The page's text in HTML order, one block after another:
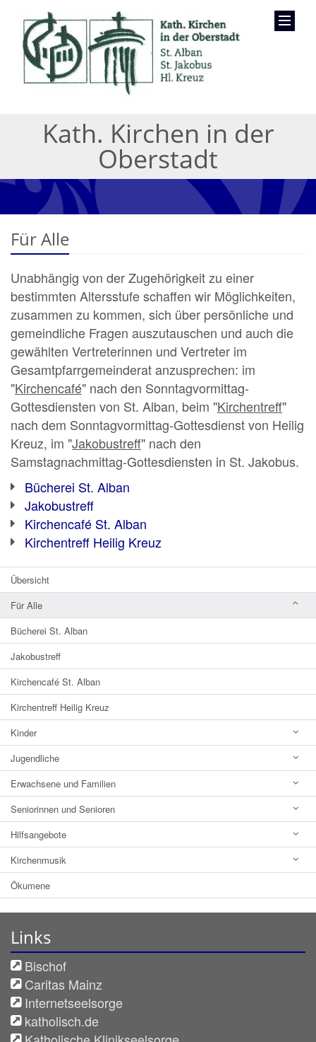
Kath. Kirchen in der
Oberstadt
Für Alle
Unabhängig von der Zugehörigkeit zu einer
bestimmten Altersstufe schaffen wir Möglichkeiten,
zusammen zu kommen, sich über persönliche und
gemeindliche Fragen auszutauschen und auch die
gewählten Vertreterinnen und Vertreter im
Gesamtpfarrgemeinderat anzusprechen: im
"Kirchencafé" nach den Sonntagvormittag-
Gottesdiensten von St. Alban, beim "Kirchentreff"
nach dem Sonntagvormittag-Gottesdienst von Heilig
Kreuz, im "Jakobustreff" nach den
Samstagnachmittag-Gottesdiensten in St. Jakobus.
Bücherei St. Alban
Jakobustreff
Kirchencafé St. Alban
Kirchentreff Heilig Kreuz
Übersicht
Für Alle
Bücherei St. Alban
Jakobustreff
Kirchencafé St. Alban
Kirchentreff Heilig Kreuz
Kinder
Jugendliche
Erwachsene und Familien
Seniorinnen und Senioren
Hilfsangebote
Kirchenmusik
Ökumene
Links
Bischof
Caritas Mainz
Internetseelsorge
katholisch.de